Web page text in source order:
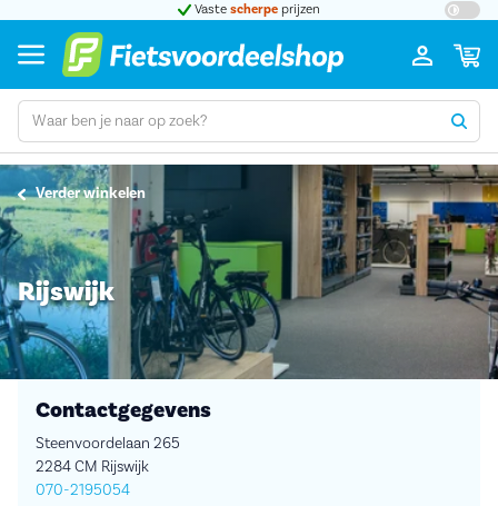
Vaste scherpe prijzen
Verder winkelen
Rijswijk
Contactgegevens
Steenvoordelaan 265
2284 CM Rijswijk
070-2195054